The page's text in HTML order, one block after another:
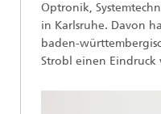
Optronik,
in Karlsruhe. Davon
baden-
Strobl einen Eindruck